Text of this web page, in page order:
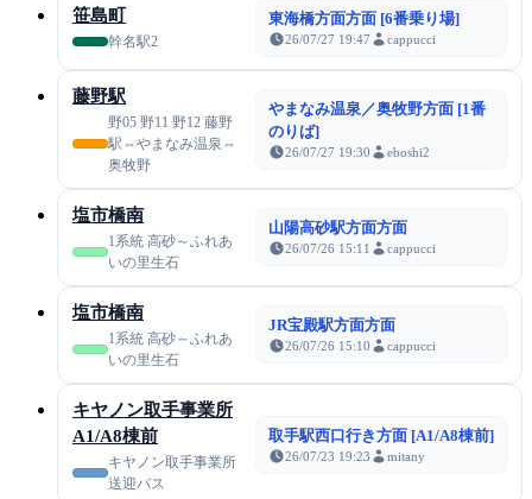
笹島町
幹名駅2
東海橋方面方面 [6番乗り場]
26/07/27 19:47 cappucci
藤野駅
野05 野11 野12 藤野
駅⇔やまなみ温泉⇔
奥牧野
やまなみ温泉／奥牧野方面 [1番
のりば]
26/07/27 19:30 eboshi2
塩市橋南
1系統 高砂～ふれあ
いの里生石
山陽高砂駅方面方面
26/07/26 15:11 cappucci
塩市橋南
1系統 高砂～ふれあ
いの里生石
JR宝殿駅方面方面
26/07/26 15:10 cappucci
キヤノン取手事業所
A1/A8棟前
キヤノン取手事業所
送迎バス
取手駅西口行き方面 [A1/A8棟前]
26/07/23 19:23 mitany